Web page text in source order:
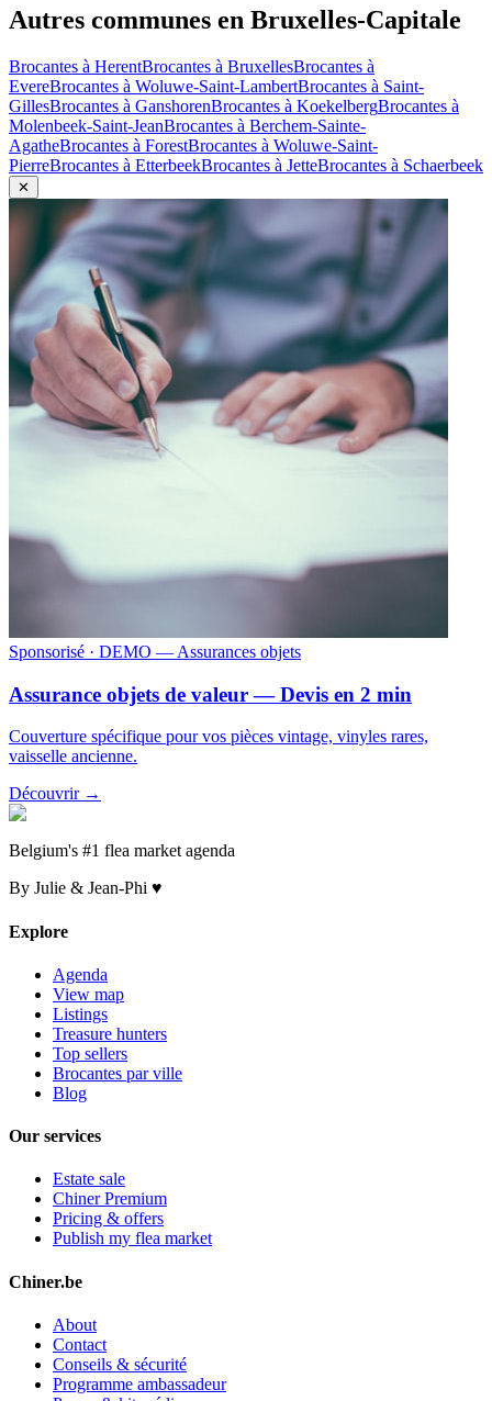
Autres communes en Bruxelles-Capitale
Brocantes à HerentBrocantes à BruxellesBrocantes à
EvereBrocantes à Woluwe-Saint-LambertBrocantes à Saint-
GillesBrocantes à GanshorenBrocantes à KoekelbergBrocantes à
Molenbeek-Saint-JeanBrocantes à Berchem-Sainte-
AgatheBrocantes à ForestBrocantes à Woluwe-Saint-
PierreBrocantes à EtterbeekBrocantes à JetteBrocantes à Schaerbeek
✕
Sponsorisé · DEMO — Assurances objets
Assurance objets de valeur — Devis en 2 min
Couverture spécifique pour vos pièces vintage, vinyles rares,
vaisselle ancienne.
Découvrir →
Belgium's #1 flea market agenda
By Julie & Jean-Phi ♥
Explore
Agenda
View map
Listings
Treasure hunters
Top sellers
Brocantes par ville
Blog
Our services
Estate sale
Chiner Premium
Pricing & offers
Publish my flea market
Chiner.be
About
Contact
Conseils & sécurité
Programme ambassadeur